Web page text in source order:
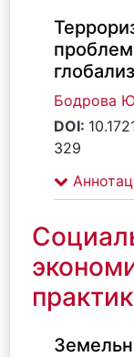
Бодрова
DOI:
329